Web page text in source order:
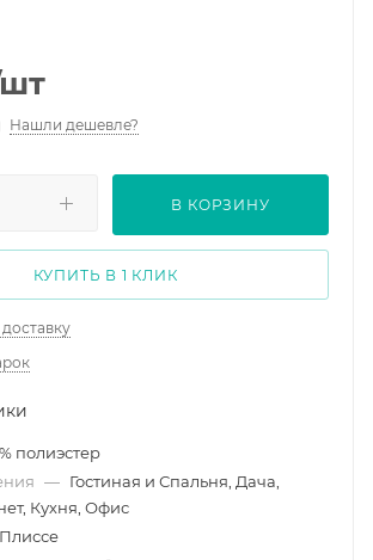
Нашли дешевле?
В КОРЗИНУ
КУПИТЬ В 1 КЛИК
полиэстер
— Гостиная и Спальня, Дача,
Кухня, Офис
Плиссе